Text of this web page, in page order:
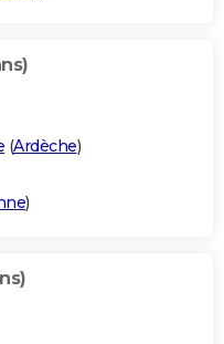
(Ardèche)
)